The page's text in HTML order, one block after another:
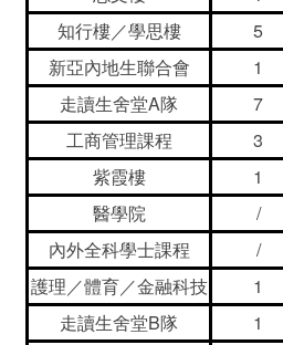
知行樓／學思樓
5
新亞內地生聯合會
1
走讀生舍堂A隊
7
工商管理課程
3
紫霞樓
1
醫學院
/
內外全科學士課程
/
護理／體育／金融科技
1
走讀生舍堂B隊
1